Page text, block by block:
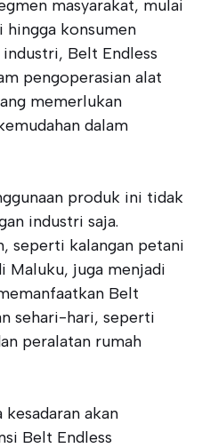
masyarakat, mulai
hingga konsumen
Belt Endless
pengoperasian alat
memerlukan
dalam
produk ini tidak
industri saja.
seperti kalangan petani
Maluku, juga menjadi
Belt
sehari-hari, seperti
peralatan rumah
akan
Belt Endless